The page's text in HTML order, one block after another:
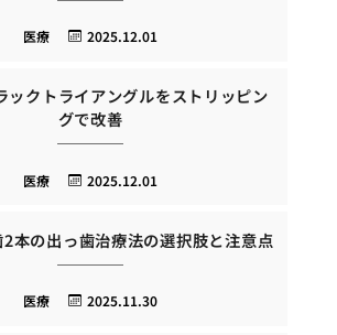
2025.12.01
医療
ックトライアングルをストリッピン
グで改善
2025.12.01
医療
本の出っ歯治療法の選択肢と注意点
2025.11.30
医療